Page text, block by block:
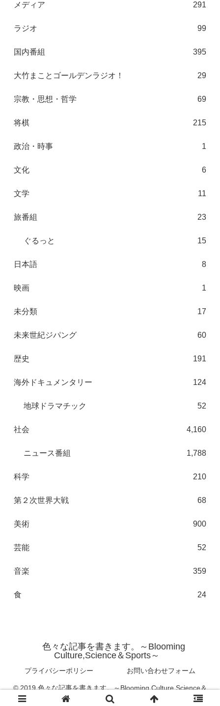
メディア 291
ラジオ 99
国内番組 395
大竹まことゴールデンラジオ！ 29
宗教・思想・哲学 69
将棋 215
政治・時事 1
文化 6
文学 11
旅番組 23
ぐるっと 15
日本語 8
映画 1
未分類 17
未来世紀ジパング 60
歴史 191
海外ドキュメンタリー 124
地球ドラマチック 52
社会 4,160
ニュース番組 1,788
科学 210
第２次世界大戦 68
美術 900
芸能 52
音楽 359
食 24
色々な記事を書きます。～Blooming
Culture,Science＆Sports～
プライバシーポリシー お問い合わせフォーム
© 2019 色々な記事を書きます。～Blooming Culture,Science＆
Sports～.